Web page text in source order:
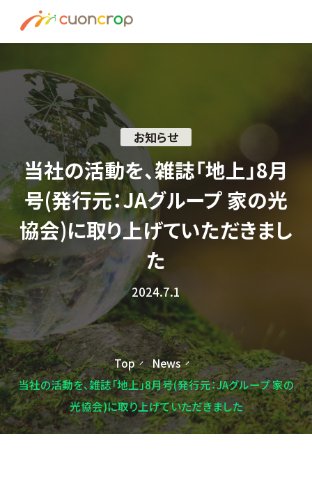
Recruit
資料請求はこちら
お問い合わせ
お知らせ
当社の活動を、雑誌「地上」8月
号(発行元：JAグループ 家の光
協会)に取り上げていただきまし
た
2024.7.1
Top
News
当社の活動を、雑誌「地上」8月号(発行元：JAグループ 家の
光協会)に取り上げていただきました